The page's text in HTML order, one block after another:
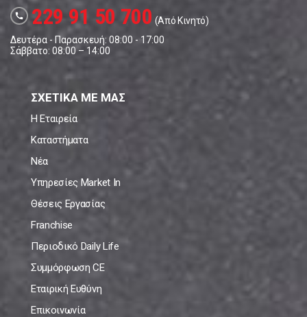
call 229 91 50 700 (Από Κινητό)
Δευτέρα - Παρασκευή: 08:00 - 17:00
Σάββατο: 08:00 – 14:00
ΣΧΕΤΙΚΑ ΜΕ ΜΑΣ
Η Εταιρεία
Καταστήματα
Νέα
Υπηρεσίες Market In
Θέσεις Εργασίας
Franchise
Περιοδικό Daily Life
Συμμόρφωση CE
Εταιρική Ευθύνη
Επικοινωνία